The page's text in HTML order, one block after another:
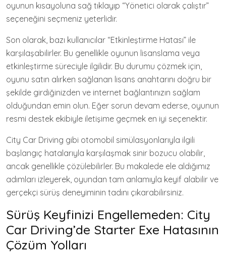
oyunun kısayoluna sağ tıklayıp “Yönetici olarak çalıştır”
seçeneğini seçmeniz yeterlidir.
Son olarak, bazı kullanıcılar “Etkinleştirme Hatası” ile
karşılaşabilirler. Bu genellikle oyunun lisanslama veya
etkinleştirme süreciyle ilgilidir. Bu durumu çözmek için,
oyunu satın alırken sağlanan lisans anahtarını doğru bir
şekilde girdiğinizden ve internet bağlantınızın sağlam
olduğundan emin olun. Eğer sorun devam ederse, oyunun
resmi destek ekibiyle iletişime geçmek en iyi seçenektir.
City Car Driving gibi otomobil simülasyonlarıyla ilgili
başlangıç hatalarıyla karşılaşmak sinir bozucu olabilir,
ancak genellikle çözülebilirler. Bu makalede ele aldığımız
adımları izleyerek, oyundan tam anlamıyla keyif alabilir ve
gerçekçi sürüş deneyiminin tadını çıkarabilirsiniz.
Sürüş Keyfinizi Engellemeden: City
Car Driving’de Starter Exe Hatasının
Çözüm Yolları